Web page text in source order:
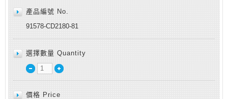
產品編號 No.
91578-CD2180-81
選擇數量 Quantity
價格 Price